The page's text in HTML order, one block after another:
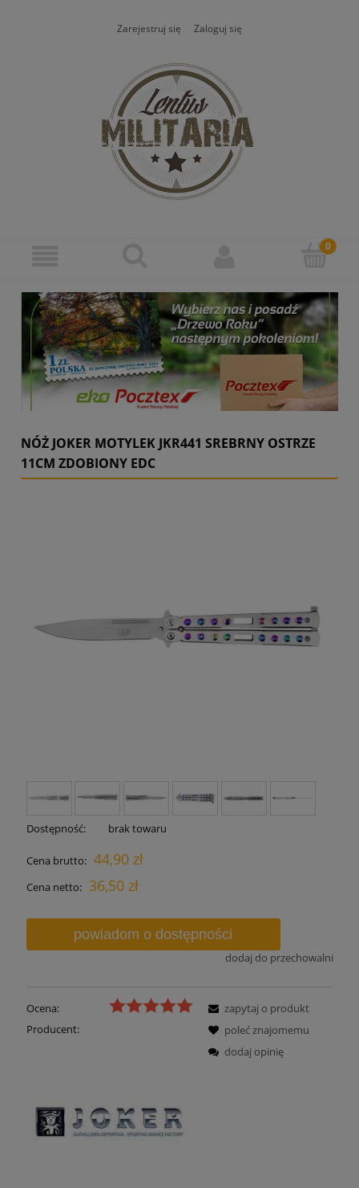
Zarejestruj się Zaloguj się
NÓŻ JOKER MOTYLEK JKR441 SREBRNY OSTRZE
11CM ZDOBIONY EDC
Dostępność: brak towaru
Cena brutto: 44,90 zł
Cena netto: 36,50 zł
powiadom o dostępności
dodaj do przechowalni
Ocena:
Producent:
zapytaj o produkt
poleć znajomemu
dodaj opinię